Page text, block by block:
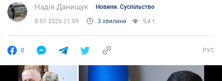
Надія Данищук Новини. Суспільство
8.07.2026 21:09 3 хвилини 9,4 т.
0 РУС